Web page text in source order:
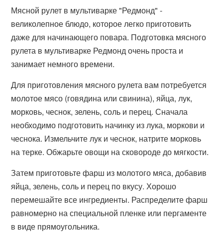
Мясной рулет в мультиварке "Редмонд" -
великолепное блюдо, которое легко приготовить
даже для начинающего повара. Подготовка мясного
рулета в мультиварке Редмонд очень проста и
занимает немного времени.
Для приготовления мясного рулета вам потребуется
молотое мясо (говядина или свинина), яйца, лук,
морковь, чеснок, зелень, соль и перец. Сначала
необходимо подготовить начинку из лука, моркови и
чеснока. Измельчите лук и чеснок, натрите морковь
на терке. Обжарьте овощи на сковороде до мягкости.
Затем приготовьте фарш из молотого мяса, добавив
яйца, зелень, соль и перец по вкусу. Хорошо
перемешайте все ингредиенты. Распределите фарш
равномерно на специальной пленке или пергаменте
в виде прямоугольника.